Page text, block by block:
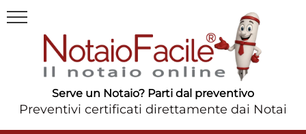
Serve un Notaio? Parti dal preventivo
Preventivi certificati direttamente dai Notai